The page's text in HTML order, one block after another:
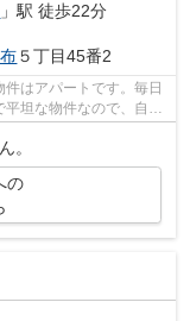
」駅 徒歩22分
５丁目45番2
はアパートです。毎日
坦な物件なので、自転
。
の